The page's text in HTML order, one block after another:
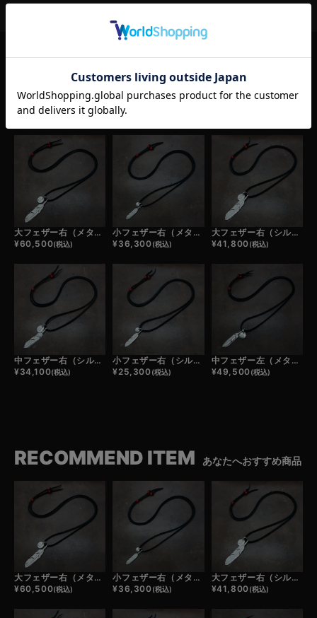
RELATED ITEM
大フェザー右（メタル）×小メタルチャーム×鹿革紐×アンティークビーズ/ネックレスカスタム
¥60,500(税込)
小フェザー右（メタル）×極小メタルチャーム×鹿革紐×アンティークビーズ/ネックレスカスタム
¥36,300(税込)
大フェザー右（シルバー）×小メタルチャーム×鹿革紐×アンティークビーズ/ネックレスカスタム
¥41,800(税込)
中フェザー右（シルバー）×小メタルチャーム×鹿革紐×アンティークビーズ/ネックレスカスタム
¥34,100(税込)
小フェザー右（シルバー）×極小メタルチャーム×鹿革紐×アンティークビーズ/ネックレスカスタム
¥25,300(税込)
中フェザー左（メタル）×小メタルチャーム×鹿革紐×アンティークビーズ/ネックレスカスタム
¥49,500(税込)
RECOMMEND ITEM あなたへおすすめ商品
大フェザー右（メタル）×小メタルチャーム×鹿革紐×アンティークビーズ/ネックレスカスタム
¥60,500(税込)
小フェザー右（メタル）×極小メタルチャーム×鹿革紐×アンティークビーズ/ネックレスカスタム
¥36,300(税込)
大フェザー右（シルバー）×小メタルチャーム×鹿革紐×アンティークビーズ/ネックレスカスタム
¥41,800(税込)